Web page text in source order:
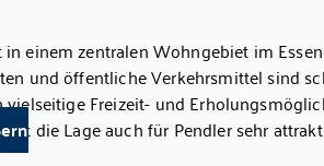
Heizung
im Kinderzimmer und
als Rechtsgrundlage gilt allein
einem zentralen Wohngebiet im
und öffentliche Verkehrsmittel sind
vielseitige Freizeit- und
ist die Lage auch für Pendler sehr